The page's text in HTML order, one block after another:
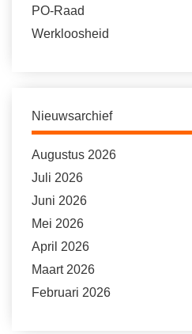
PO-Raad
Werkloosheid
Nieuwsarchief
Augustus 2026
Juli 2026
Juni 2026
Mei 2026
April 2026
Maart 2026
Februari 2026